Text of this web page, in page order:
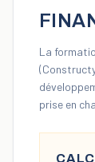
La
prise en